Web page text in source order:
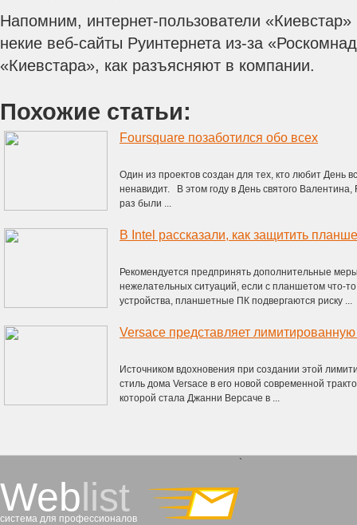
Напомним, интернет-пользователи «Киевстар»
некие веб-сайты Руинтернета из-за
«Киевстара», как разъясняют в компании.
Похожие статьи:
Foursquare позаботился обо всех
Один из проектов создан для тех, кто любит День
ненавидит. В этом году в День святого
раз были ...
В Intel рассказали, как защитить
Рекомендуется предпринять дополнительные
нежелательных ситуаций, если с планшетом что-
устройства, планшетные ПК подвергаются риску ...
Versace представляет
Источником вдохновения при создании этой
стиль дома Versace в его новой современной
которой стала Джанни Версаче в ...
Weblist
система для профессионалов
`